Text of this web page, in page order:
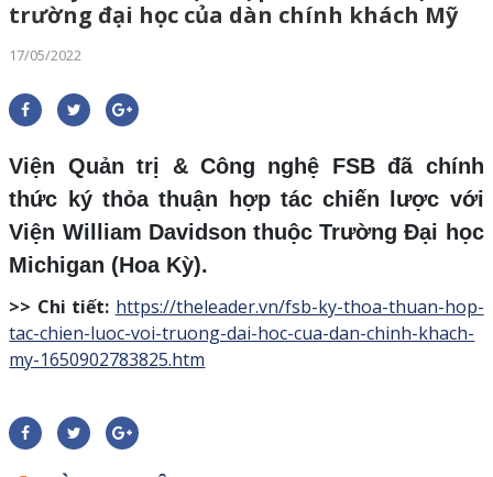
trường đại học của dàn chính khách Mỹ
17/05/2022
Viện Quản trị & Công nghệ FSB đã chính
thức ký thỏa thuận hợp tác chiến lược với
Viện William Davidson thuộc Trường Đại học
Michigan (Hoa Kỳ).
>> Chi tiết: https://theleader.vn/fsb-ky-thoa-thuan-hop-
tac-chien-luoc-voi-truong-dai-hoc-cua-dan-chinh-khach-
my-1650902783825.htm